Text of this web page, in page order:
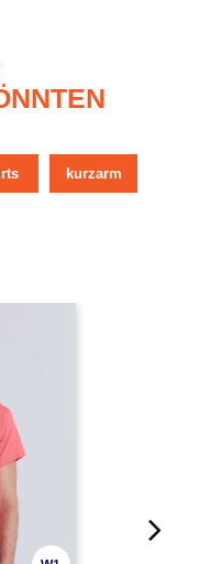
kurzarm